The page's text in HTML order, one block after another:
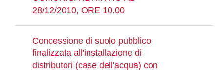
28/12/2010, ORE 10.00
Concessione di suolo pubblico
finalizzata all'installazione di
distributori (case dell'acqua) con